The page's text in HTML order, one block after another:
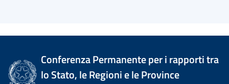
Conferenza Permanente per i rapporti tra
lo Stato, le Regioni e le Province